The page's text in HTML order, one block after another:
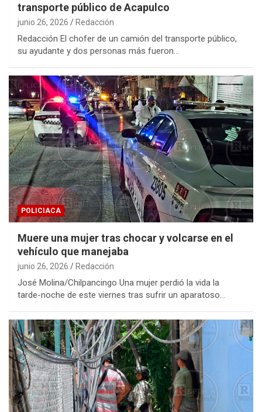
transporte público de Acapulco
junio 26, 2026 Redacción
Redacción El chofer de un camión del transporte público,
su ayudante y dos personas más fueron…
POLICIACA
Muere una mujer tras chocar y volcarse en el
vehículo que manejaba
junio 26, 2026 Redacción
José Molina/Chilpancingo Una mujer perdió la vida la
tarde-noche de este viernes tras sufrir un aparatoso…